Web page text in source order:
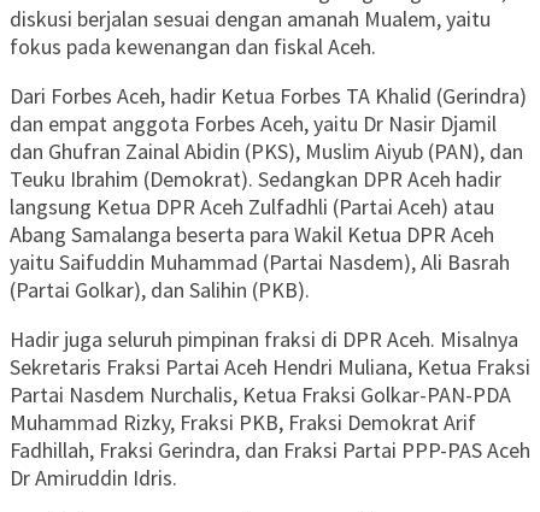
diskusi berjalan sesuai dengan amanah Mualem, yaitu
fokus pada kewenangan dan fiskal Aceh.
Dari Forbes Aceh, hadir Ketua Forbes TA Khalid (Gerindra)
dan empat anggota Forbes Aceh, yaitu Dr Nasir Djamil
dan Ghufran Zainal Abidin (PKS), Muslim Aiyub (PAN), dan
Teuku Ibrahim (Demokrat). Sedangkan DPR Aceh hadir
langsung Ketua DPR Aceh Zulfadhli (Partai Aceh) atau
Abang Samalanga beserta para Wakil Ketua DPR Aceh
yaitu Saifuddin Muhammad (Partai Nasdem), Ali Basrah
(Partai Golkar), dan Salihin (PKB).
Hadir juga seluruh pimpinan fraksi di DPR Aceh. Misalnya
Sekretaris Fraksi Partai Aceh Hendri Muliana, Ketua Fraksi
Partai Nasdem Nurchalis, Ketua Fraksi Golkar-PAN-PDA
Muhammad Rizky, Fraksi PKB, Fraksi Demokrat Arif
Fadhillah, Fraksi Gerindra, dan Fraksi Partai PPP-PAS Aceh
Dr Amiruddin Idris.